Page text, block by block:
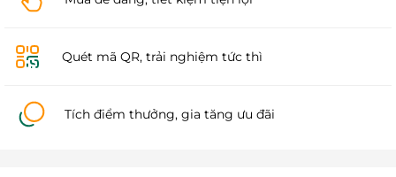
Quét mã QR, trải nghiệm tức thì
Tích điểm thưởng, gia tăng ưu đãi